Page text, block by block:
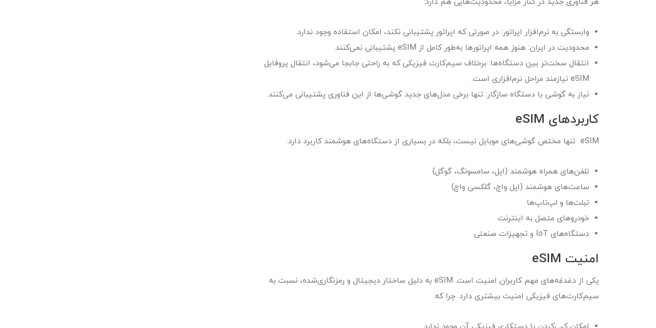
وابستگی به نرم‌افزار اپراتور: در صورتی که اپراتور پشتیبانی نکند، امکان استفاده وجود ندارد.
محدودیت در ایران: هنوز همه اپراتورها به‌طور کامل از eSIM پشتیبانی نمی‌کنند.
انتقال سخت‌تر بین دستگاه‌ها: برخلاف سیم‌کارت فیزیکی که به راحتی جابجا می‌شود، انتقال پروفایل
eSIM نیازمند مراحل نرم‌افزاری است.
نیاز به گوشی یا دستگاه سازگار: تنها برخی مدل‌های جدید گوشی‌ها از این فناوری پشتیبانی می‌کنند.
کاربردهای eSIM
eSIM تنها مختص گوشی‌های موبایل نیست، بلکه در بسیاری از دستگاه‌های هوشمند کاربرد دارد:
تلفن‌های همراه هوشمند (اپل، سامسونگ، گوگل)
ساعت‌های هوشمند (اپل واچ، گلکسی واچ)
تبلت‌ها و لپ‌تاپ‌ها
خودروهای متصل به اینترنت
دستگاه‌های IoT و تجهیزات صنعتی
امنیت eSIM
یکی از دغدغه‌های مهم کاربران امنیت است. eSIM به دلیل ساختار دیجیتال و رمزنگاری‌شده، نسبت به
سیم‌کارت‌های فیزیکی امنیت بیشتری دارد. چرا که: